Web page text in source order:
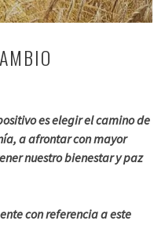
es elegir el camino de
a afrontar con mayor
nuestro bienestar y paz
con referencia a este